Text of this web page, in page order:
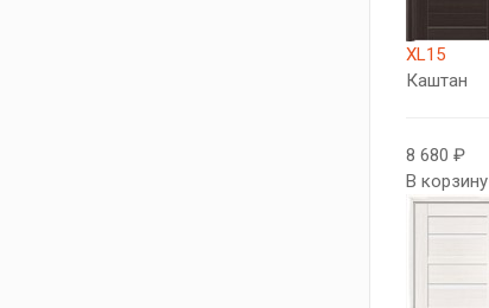
XL15
Каштан
8 680 ₽
В корзину